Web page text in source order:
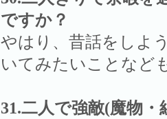
ですか？
やはり、昔話をしよ
いてみたいことなど
31.二人で強敵(魔物